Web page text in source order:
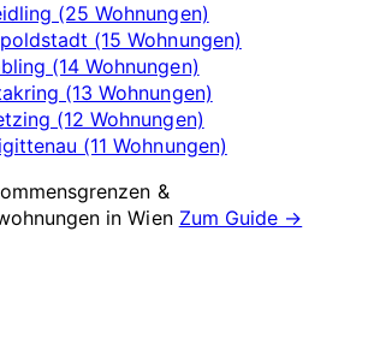
(25 Wohnungen)
(15 Wohnungen)
(14 Wohnungen)
(13 Wohnungen)
(12 Wohnungen)
(11 Wohnungen)
&
inWien Zum Guide →